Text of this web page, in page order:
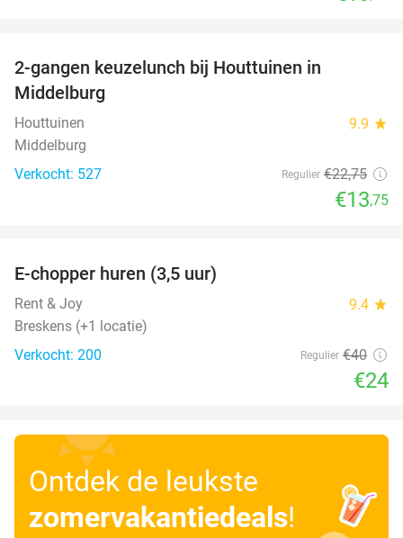
2-gangen keuzelunch bij Houttuinen in
Middelburg
Houttuinen 9.9 star
Middelburg
Verkocht: 527
Regulier €22,75
€13,75
E-chopper huren (3,5 uur)
Rent & Joy 9.4 star
Breskens (+1 locatie)
Verkocht: 200
Regulier €40
€24
Ontdek de leukste
zomervakantiedeals!